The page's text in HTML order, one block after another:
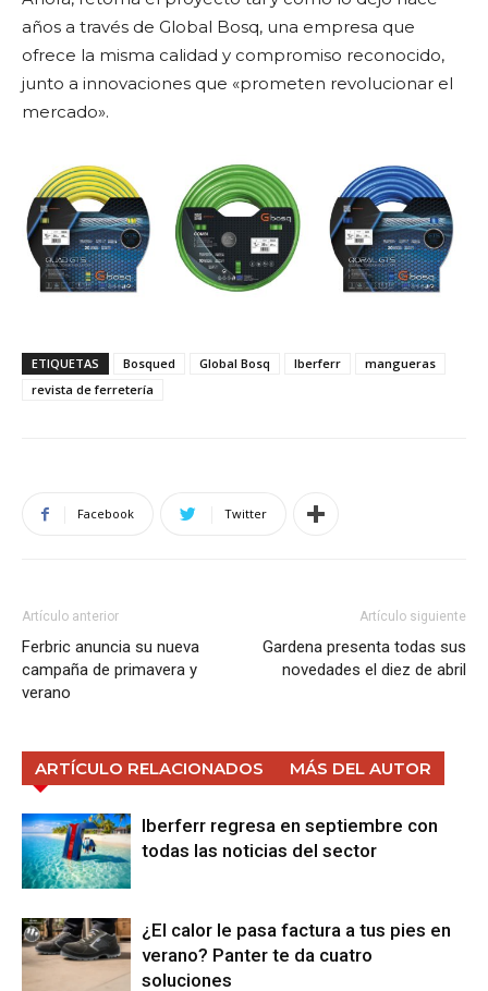
años a través de Global Bosq, una empresa que
ofrece la misma calidad y compromiso reconocido,
junto a innovaciones que «prometen revolucionar el
mercado».
ETIQUETAS Bosqued Global Bosq Iberferr
mangueras
revista de ferretería
Facebook Twitter
Artículo anterior
Ferbric anuncia su nueva
campaña de primavera y
verano
Artículo siguiente
Gardena presenta todas sus
novedades el diez de abril
ARTÍCULO RELACIONADOS MÁS DEL AUTOR
Iberferr regresa en septiembre con
todas las noticias del sector
¿El calor le pasa factura a tus pies en
verano? Panter te da cuatro
soluciones